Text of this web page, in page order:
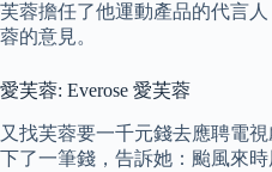
芙蓉擔任了他運動產品的代言
蓉的意見。
愛芙蓉: Everose 愛芙蓉
又找芙蓉要一千元錢去應聘電
下了一筆錢，告訴她：颱風來